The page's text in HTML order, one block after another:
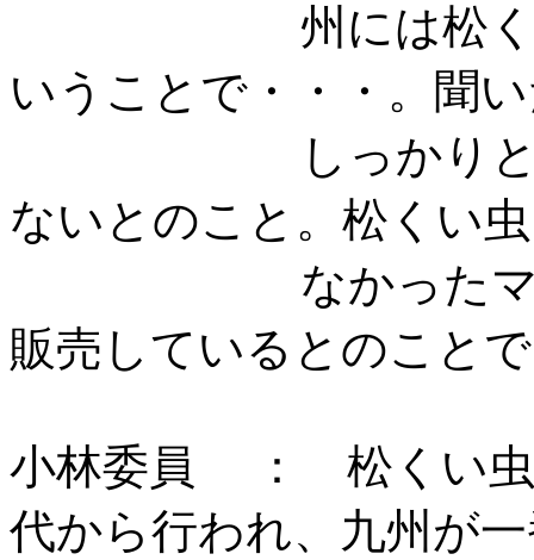
州には松くい虫
いうことで・・・。聞
しっかりとした
ないとのこと。松くい
なかったマツか
販売しているとのこと
小林委員 ： 松くい虫
代から行われ、九州が